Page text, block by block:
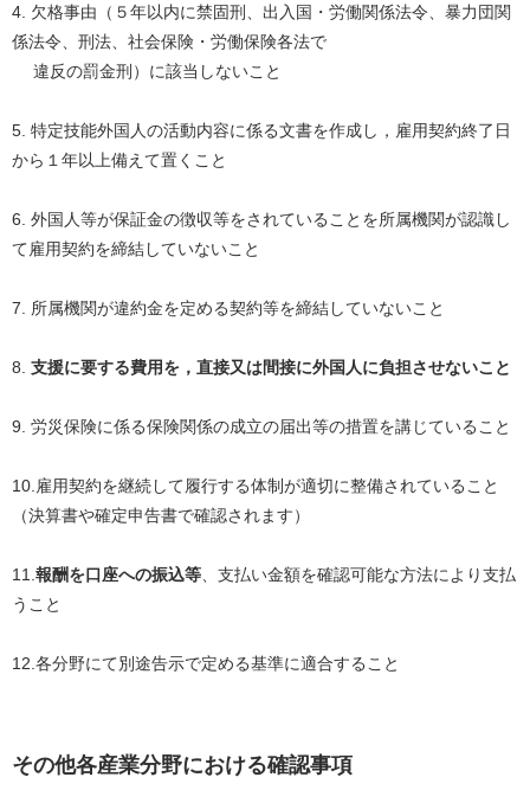
4. 欠格事由（５年以内に禁固刑、出入国・労働関係法令、暴力団関
係法令、刑法、社会保険・労働保険各法で
違反の罰金刑）に該当しないこと
5. 特定技能外国人の活動内容に係る文書を作成し，雇用契約終了日
から１年以上備えて置くこと
6. 外国人等が保証金の徴収等をされていることを所属機関が認識し
て雇用契約を締結していないこと
7. 所属機関が違約金を定める契約等を締結していないこと
8. 支援に要する費用を，直接又は間接に外国人に負担させないこと
9. 労災保険に係る保険関係の成立の届出等の措置を講じていること
10.雇用契約を継続して履行する体制が適切に整備されていること
（決算書や確定申告書で確認されます）
11. 報酬を口座への振込等 、支払い金額を確認可能な方法により支払
うこと
12.各分野にて別途告示で定める基準に適合すること
その他各産業分野における確認事項